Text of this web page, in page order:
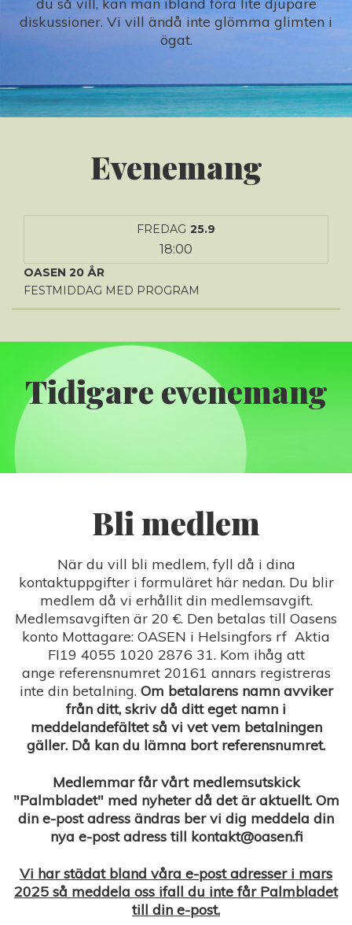
diskussioner. Vi vill ändå inte glömma glimten i
ögat.
Evenemang
FREDAG 25.9
18:00
OASEN 20 ÅR
FESTMIDDAG MED PROGRAM
Tidigare evenemang
Bli medlem
När du vill bli medlem, fyll då i dina
kontaktuppgifter i formuläret här nedan. Du blir
medlem då vi erhållit din medlemsavgift.
Medlemsavgiften är 20 €. Den betalas till Oasens
konto Mottagare: OASEN i Helsingfors rf Aktia
FI19 4055 1020 2876 31. Kom ihåg att
ange referensnumret 20161 annars registreras
inte din betalning. Om betalarens namn avviker
från ditt, skriv då ditt eget namn i
meddelandefältet så vi vet vem betalningen
gäller. Då kan du lämna bort referensnumret.
Medlemmar får vårt medlemsutskick
"Palmbladet" med nyheter då det är aktuellt. Om
din e-post adress ändras ber vi dig meddela din
nya e-post adress till kontakt@oasen.fi
Vi har städat bland våra e-post adresser i mars
2025 så meddela oss ifall du inte får Palmbladet
till din e-post.